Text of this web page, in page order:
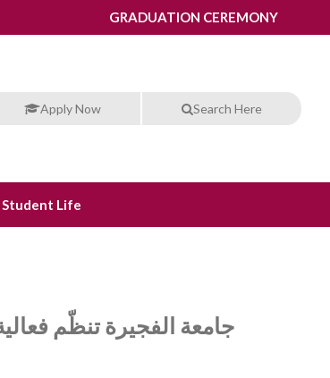
GRADUATION CEREMONY
Apply Now Search Here
Student Life
جامعة الفجيرة تنظّم